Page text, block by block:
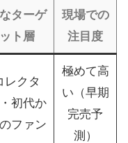
ターゲ
ット層
現場での
注目度
レクタ
初代か
ファン
極めて高
い（早期
完売予
測）